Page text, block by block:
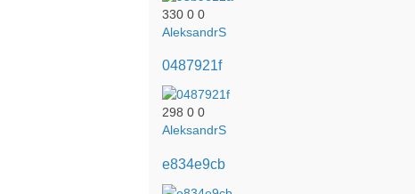
330 0 0
AleksandrS
0487921f
298 0 0
AleksandrS
e834e9cb